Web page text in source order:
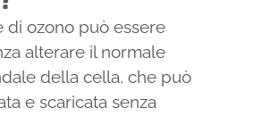
di ozono può essere
alterare il normale
della cella, che può
e scaricata senza